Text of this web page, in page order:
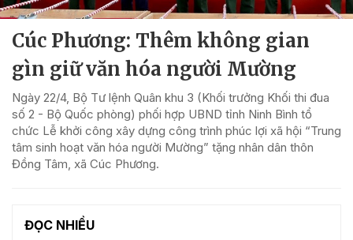
Cúc Phương: Thêm không gian
gìn giữ văn hóa người Mường
Ngày 22/4, Bộ Tư lệnh Quân khu 3 (Khối trưởng Khối thi đua
số 2 - Bộ Quốc phòng) phối hợp UBND tỉnh Ninh Bình tổ
chức Lễ khởi công xây dựng công trình phúc lợi xã hội “Trung
tâm sinh hoạt văn hóa người Mường” tặng nhân dân thôn
Đồng Tâm, xã Cúc Phương.
ĐỌC NHIỀU